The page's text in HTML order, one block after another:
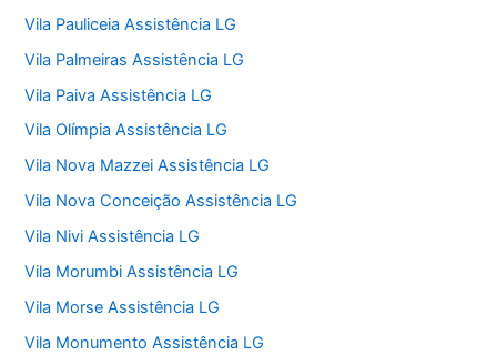
Vila Pauliceia Assistência LG
Vila Palmeiras Assistência LG
Vila Paiva Assistência LG
Vila Olímpia Assistência LG
Vila Nova Mazzei Assistência LG
Vila Nova Conceição Assistência LG
Vila Nivi Assistência LG
Vila Morumbi Assistência LG
Vila Morse Assistência LG
Vila Monumento Assistência LG